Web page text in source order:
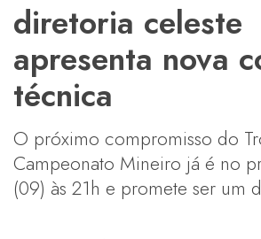
diretoria celeste
apresenta nova
técnica
O próximo compromisso do
Campeonato Mineiro já é no
(09) às 21h e promete ser um